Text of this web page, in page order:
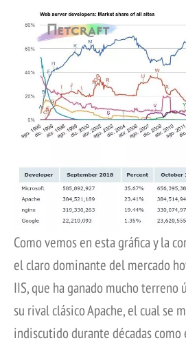
Como vemos en esta gráfica y la
el claro dominante del mercado
IIS, que ha ganado mucho
su rival clásico Apache, el cual se
indiscutido durante décadas como